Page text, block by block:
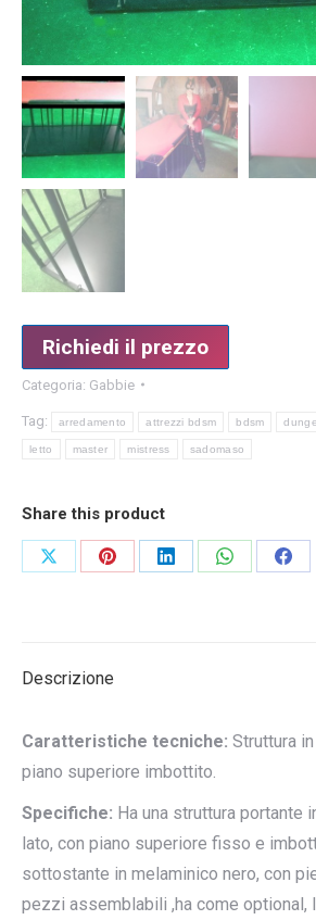
Richiedi il prezzo
Categoria: Gabbie
Tag: arredamento attrezzi bdsm bdsm
letto master mistress sadomaso
Share this product
CondividiCondividiCondividiCondividi
Descrizione
Caratteristiche tecniche: Struttura
piano superiore imbottito.
Specifiche: Ha una struttura portante
lato, con piano superiore fisso e
sottostante in melaminico nero, con
pezzi assemblabili ,ha come optional,